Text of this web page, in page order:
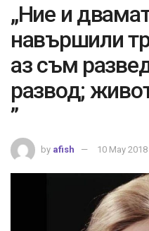
„Ние и
навършили
аз съм
развод;
”
by afish 10 May 2018